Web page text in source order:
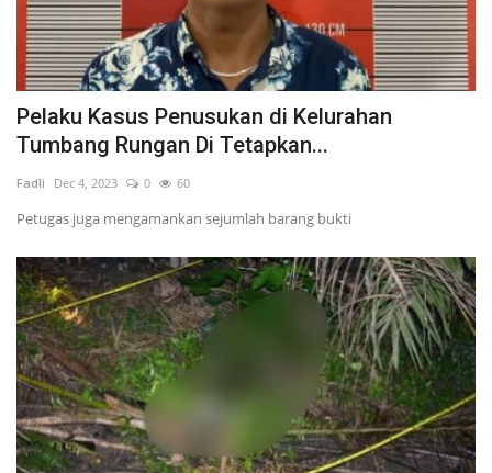
Pelaku Kasus Penusukan di Kelurahan
Tumbang Rungan Di Tetapkan...
Fadli Dec 4, 2023 0 60
Petugas juga mengamankan sejumlah barang bukti